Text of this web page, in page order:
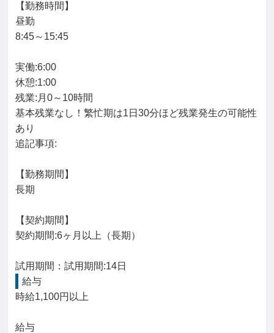
【勤務時間】
昼勤
8:45～15:45
実働:6:00
休憩:1:00
残業:月0～10時間
基本残業なし！繁忙期は1日30分ほど残業発生の可能性
あり
追記事項:
【勤務期間】
長期
【契約期間】
契約期間:6ヶ月以上（長期）
試用期間：試用期間:14日
給与
時給1,100円以上
給与